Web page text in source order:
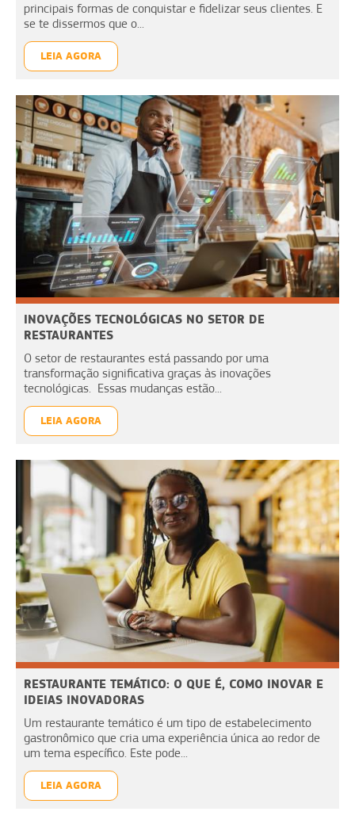
principais formas de conquistar e fidelizar seus clientes. E
se te dissermos que o...
LEIA AGORA
INOVAÇÕES TECNOLÓGICAS NO SETOR DE
RESTAURANTES
O setor de restaurantes está passando por uma
transformação significativa graças às inovações
tecnológicas. Essas mudanças estão...
LEIA AGORA
RESTAURANTE TEMÁTICO: O QUE É, COMO INOVAR E
IDEIAS INOVADORAS
Um restaurante temático é um tipo de estabelecimento
gastronômico que cria uma experiência única ao redor de
um tema específico. Este pode...
LEIA AGORA